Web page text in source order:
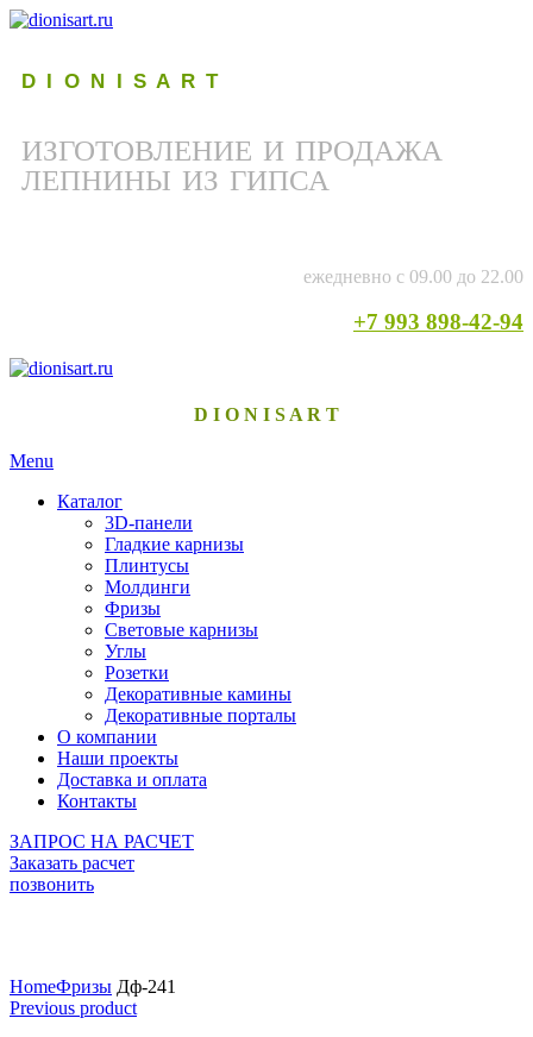
D I O N I S A R T
ИЗГОТОВЛЕНИЕ И ПРОДАЖА
ЛЕПНИНЫ ИЗ ГИПСА
ежедневно с 09.00 до 22.00
+7 993 898-42-94
D I O N I S A R T
Menu
Каталог
3D-панели
Гладкие карнизы
Плинтусы
Молдинги
Фризы
Световые карнизы
Углы
Розетки
Декоративные камины
Декоративные порталы
О компании
Наши проекты
Доставка и оплата
Контакты
ЗАПРОС НА РАСЧЕТ
Заказать расчет
позвонить
HomeФризы Дф-241
Previous product